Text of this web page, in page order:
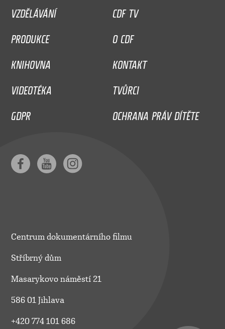
VZDĚLÁVÁNÍ
CDF TV
PRODUKCE
O CDF
KNIHOVNA
KONTAKT
VIDEOTÉKA
TVŮRCI
GDPR
OCHRANA PRÁV DÍTĚTE
Centrum dokumentárního filmu
Stříbrný dům
Masarykovo náměstí 21
586 01 Jihlava
+420 774 101 686